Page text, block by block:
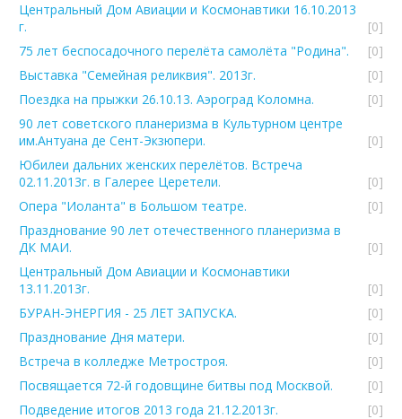
Центральный Дом Авиации и Космонавтики 16.10.2013
г.
[0]
75 лет беспосадочного перелёта самолёта "Родина".
[0]
Выставка "Семейная реликвия". 2013г.
[0]
Поездка на прыжки 26.10.13. Аэроград Коломна.
[0]
90 лет советского планеризма в Культурном центре
им.Антуана де Сент-Экзюпери.
[0]
Юбилеи дальних женских перелётов. Встреча
02.11.2013г. в Галерее Церетели.
[0]
Опера "Иоланта" в Большом театре.
[0]
Празднование 90 лет отечественного планеризма в
ДК МАИ.
[0]
Центральный Дом Авиации и Космонавтики
13.11.2013г.
[0]
БУРАН-ЭНЕРГИЯ - 25 ЛЕТ ЗАПУСКА.
[0]
Празднование Дня матери.
[0]
Встреча в колледже Метростроя.
[0]
Посвящается 72-й годовщине битвы под Москвой.
[0]
Подведение итогов 2013 года 21.12.2013г.
[0]